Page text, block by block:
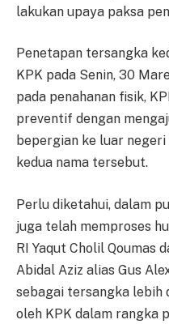
lakukan upaya paksa
Penetapan tersangka
KPK pada Senin, 30
pada penahanan fisik,
preventif dengan
bepergian ke luar
kedua nama tersebut.
Perlu diketahui, dalam
juga telah memproses
RI Yaqut Cholil Qoumas
Abidal Aziz alias Gus
sebagai tersangka lebih
oleh KPK dalam rangka